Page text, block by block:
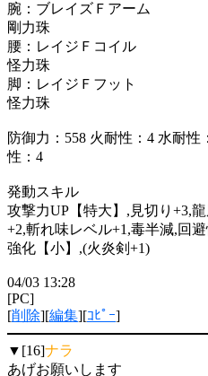
腕：ブレイズＦアーム
剛力珠
腰：レイジＦコイル
怪力珠
脚：レイジＦフット
怪力珠
防御力：558 火耐性：4 水耐
性：4
発動スキル
攻撃力UP【特大】,見切り+3,
+2,斬れ味レベル+1,毒半減,回
強化【小】,(火炎剣+1)
04/03 13:28
[PC]
[削除][編集][ｺﾋﾟｰ]
▼[16]ナラ
あげお願いします